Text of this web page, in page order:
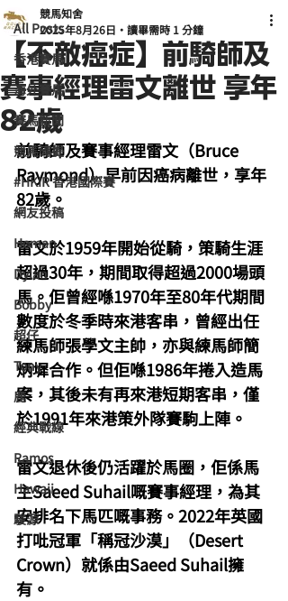
All Posts
香港賽馬
海外賽馬
賽馬新聞
競馬磚提
#HKIR 香港國際賽
網友投稿
Homan
Dylan
Bobby
超仔
Tony
鹿
經典戰線
Ramos
Hawaii
駿源
【不敵癌症】前騎師及
賽事經理雷文離世 享年
82歲
競馬知舍
2025年8月26日
讀畢需時 1 分鐘
前騎師及賽事經理雷文（Bruce
Raymond）早前因癌病離世，享年
82歲。
雷文於1959年開始從騎，策騎生涯
超過30年，期間取得超過2000場頭
馬。佢曾經喺1970年至80年代期間
數度於冬季時來港客串，曾經出任
練馬師張學文主帥，亦與練馬師簡
炳墀合作。但佢喺1986年捲入造馬
案，其後未有再來港短期客串，僅
於1991年來港策外隊賽駒上陣。
雷文退休後仍活躍於馬圈，佢係馬
主Saeed Suhail嘅賽事經理，為其
安排名下馬匹嘅事務。2022年英國
打吡冠軍「稱冠沙漠」（Desert
Crown）就係由Saeed Suhail擁
有。